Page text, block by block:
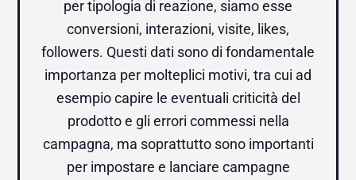
per tipologia di reazione, siamo esse
conversioni, interazioni, visite, likes,
followers. Questi dati sono di fondamentale
importanza per molteplici motivi, tra cui ad
esempio capire le eventuali criticità del
prodotto e gli errori commessi nella
campagna, ma soprattutto sono importanti
per impostare e lanciare campagne